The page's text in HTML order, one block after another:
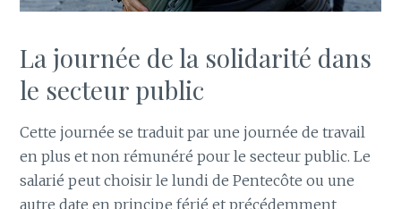
La journée de la solidarité dans
le secteur public
Cette journée se traduit par une journée de travail
en plus et non rémunéré pour le secteur public. Le
salarié peut choisir le lundi de Pentecôte ou une
autre date en principe férié et précédemment